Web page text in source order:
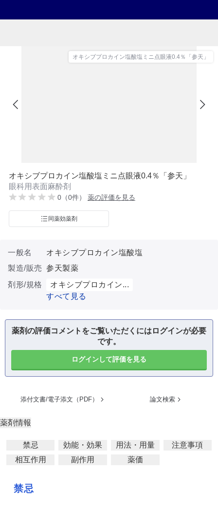
オキシブプロカイン塩酸塩ミニ点眼液0.4％「参天」
オキシブプロカイン塩酸塩ミニ点眼液0.4％「参天」
眼科用表面麻酔剤
0（0件） 薬の評価を見る
同薬効薬剤
一般名
オキシブプロカイン塩酸塩
製造/販売 参天製薬
剤形/規格
オキシブプロカイン...
すべて見る
薬剤の評価コメントをご覧いただくにはログインが必要
です。
ログインして評価を見る
添付文書/電子添文（PDF） 論文検索
薬剤情報
禁忌 効能・効果 用法・用量
注意事項
相互作用
副作用 薬価
禁忌